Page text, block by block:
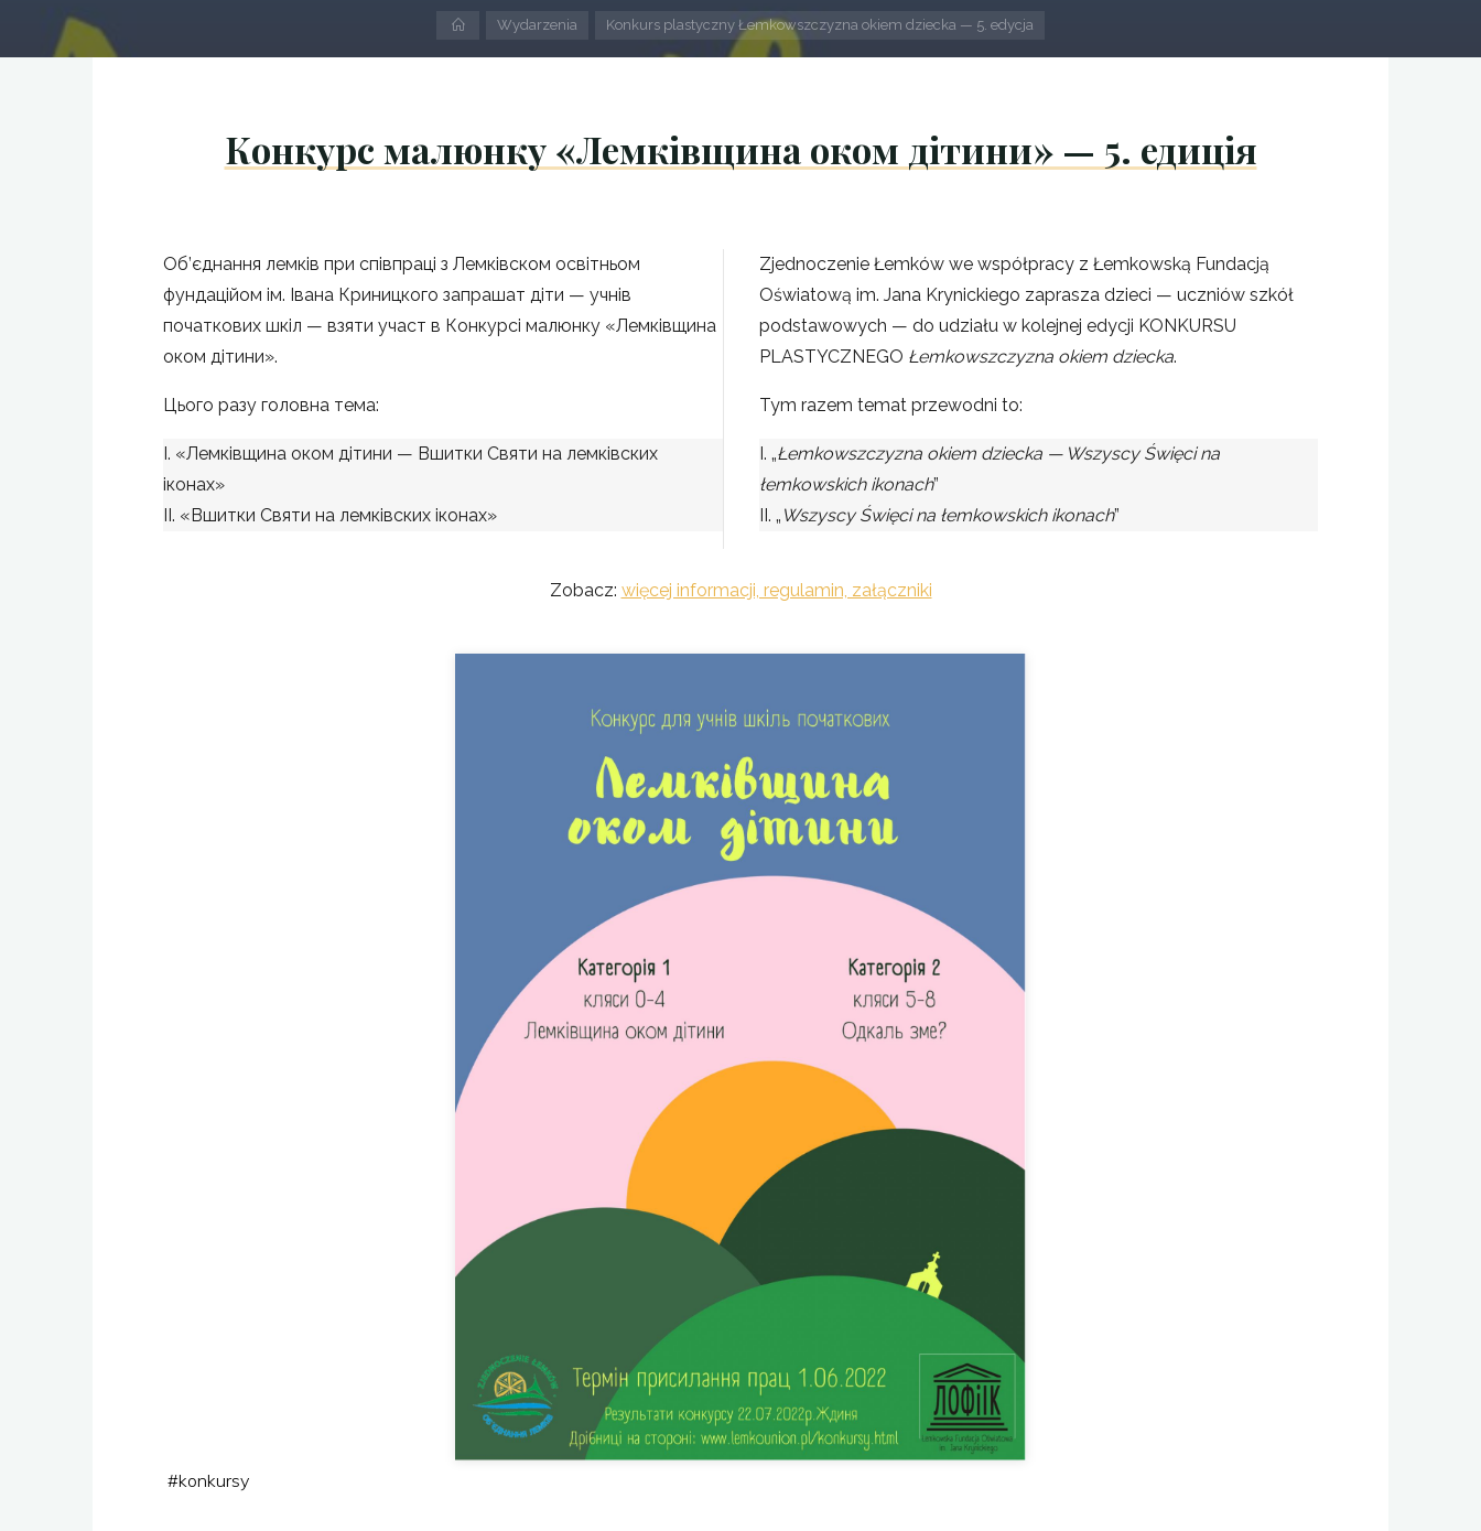
StronaWydarzenia Konkurs plastyczny Łemkowszczyzna okiem dziecka — 5. edycja
Конкурс малюнку «Лемківщина оком дітини» — 5. едиція
Об’єднання лемків при співпраці з Лемківском освітньом
фундаційом ім. Івана Криницкого запрашат діти — учнів
початкових шкіл — взяти участ в Конкурсі малюнку «Лемківщина
оком дітини».
Цього разу головна тема:
I. «Лемківщина оком дітини — Вшитки Святи на лемківских
іконах»
II. «Вшитки Святи на лемківских іконах»
Zjednoczenie Łemków we współpracy z Łemkowską Fundacją
Oświatową im. Jana Krynickiego zaprasza dzieci — uczniów szkół
podstawowych — do udziału w kolejnej edycji KONKURSU
PLASTYCZNEGO Łemkowszczyzna okiem dziecka.
Tym razem temat przewodni to:
I. „Łemkowszczyzna okiem dziecka — Wszyscy Święci na
łemkowskich ikonach”
II. „ Wszyscy Święci na łemkowskich ikonach”
Zobacz: więcej informacji, regulamin, załączniki
#konkursy